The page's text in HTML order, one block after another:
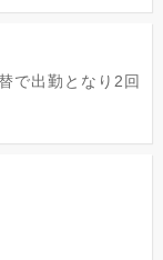
で出勤となり2回